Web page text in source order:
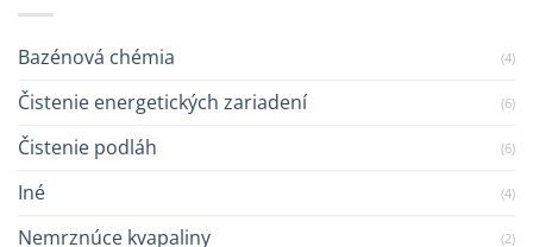
Bazénová chémia (4)
Čistenie energetických zariadení (6)
Čistenie podláh (6)
Iné (4)
Nemrznúce kvapaliny (2)